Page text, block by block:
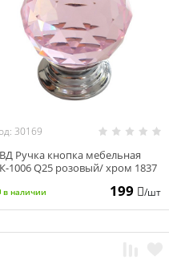
30169
Ручка кнопка мебельная
1006 Q25 розовый/ хром 1837
в наличии 199 /шт